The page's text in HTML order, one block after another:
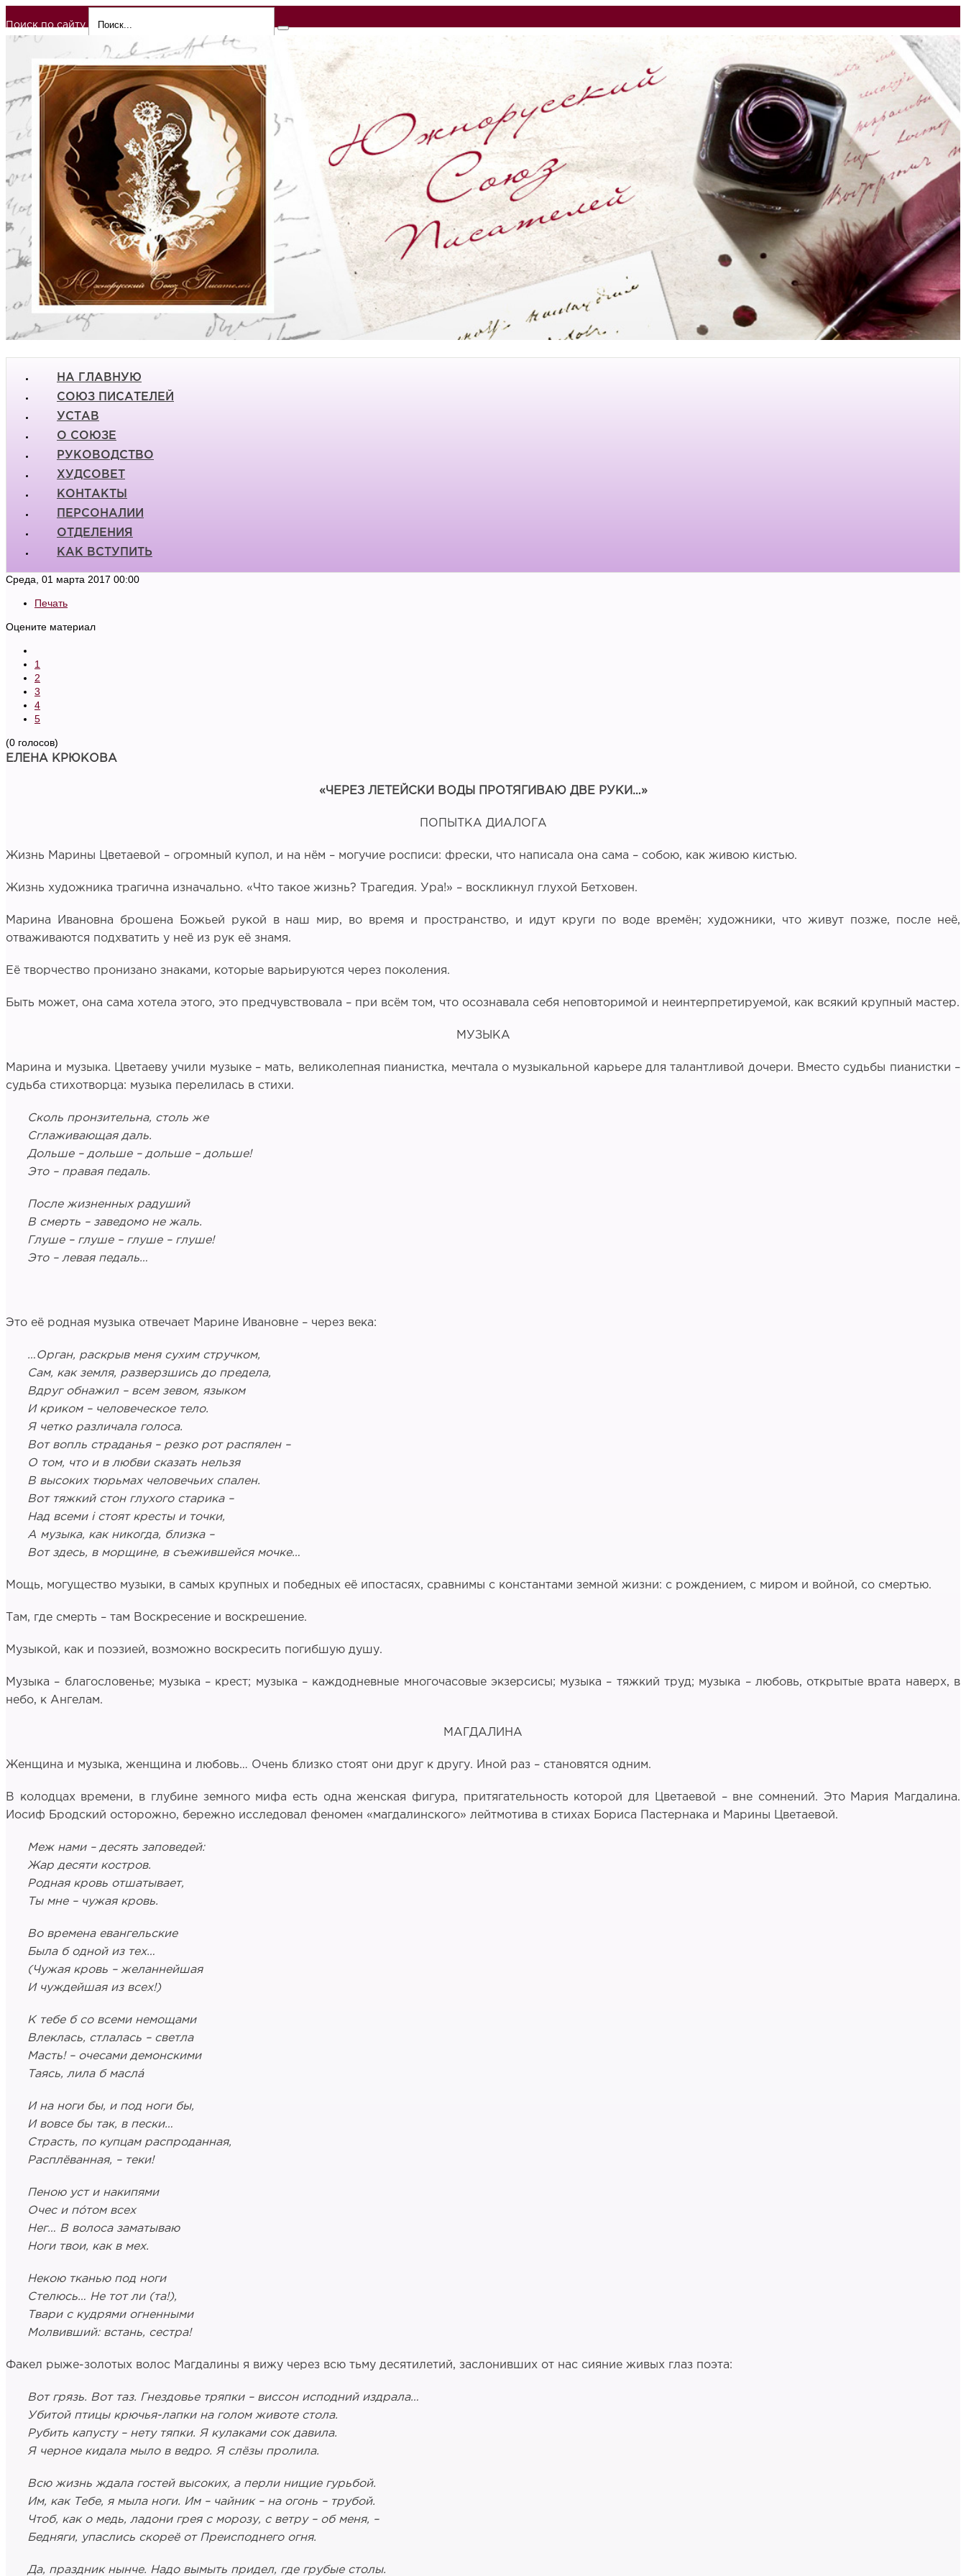
Поиск по сайту
НА ГЛАВНУЮ
СОЮЗ ПИСАТЕЛЕЙ
УСТАВ
О СОЮЗЕ
РУКОВОДСТВО
ХУДСОВЕТ
КОНТАКТЫ
ПЕРСОНАЛИИ
ОТДЕЛЕНИЯ
КАК ВСТУПИТЬ
Среда, 01 марта 2017 00:00
Печать
Оцените материал
1
2
3
4
5
(0 голосов)
ЕЛЕНА КРЮКОВА
«ЧЕРЕЗ ЛЕТЕЙСКИ ВОДЫ ПРОТЯГИВАЮ ДВЕ РУКИ…»
ПОПЫТКА ДИАЛОГА
Жизнь Марины Цветаевой – огромный купол, и на нём – могучие росписи: фрески, что написала она сама – собою, как живою кистью.
Жизнь художника трагична изначально. «Что такое жизнь? Трагедия. Ура!» – воскликнул глухой Бетховен.
Марина Ивановна брошена Божьей рукой в наш мир, во время и пространство, и идут круги по воде времён; художники, что живут позже, после неё,
отваживаются подхватить у неё из рук её знамя.
Её творчество пронизано знаками, которые варьируются через поколения.
Быть может, она сама хотела этого, это предчувствовала – при всём том, что осознавала себя неповторимой и неинтерпретируемой, как всякий крупный мастер.
МУЗЫКА
Марина и музыка. Цветаеву учили музыке – мать, великолепная пианистка, мечтала о музыкальной карьере для талантливой дочери. Вместо судьбы пианистки –
судьба стихотворца: музыка перелилась в стихи.
Сколь пронзительна, столь же
Сглаживающая даль.
Дольше – дольше – дольше – дольше!
Это – правая педаль.
После жизненных радуший
В смерть – заведомо не жаль.
Глуше – глуше – глуше – глуше!
Это – левая педаль…
Это её родная музыка отвечает Марине Ивановне – через века:
…Орган, раскрыв меня сухим стручком,
Сам, как земля, разверзшись до предела,
Вдруг обнажил – всем зевом, языком
И криком – человеческое тело.
Я четко различала голоса.
Вот вопль страданья – резко рот распялен –
О том, что и в любви сказать нельзя
В высоких тюрьмах человечьих спален.
Вот тяжкий стон глухого старика –
Над всеми i стоят кресты и точки,
А музыка, как никогда, близка –
Вот здесь, в морщине, в съежившейся мочке…
Мощь, могущество музыки, в самых крупных и победных её ипостасях, сравнимы с константами земной жизни: с рождением, с миром и войной, со смертью.
Там, где смерть – там Воскресение и воскрешение.
Музыкой, как и поэзией, возможно воскресить погибшую душу.
Музыка – благословенье; музыка – крест; музыка – каждодневные многочасовые экзерсисы; музыка – тяжкий труд; музыка – любовь, открытые врата наверх, в
небо, к Ангелам.
МАГДАЛИНА
Женщина и музыка, женщина и любовь… Очень близко стоят они друг к другу. Иной раз – становятся одним.
В колодцах времени, в глубине земного мифа есть одна женская фигура, притягательность которой для Цветаевой – вне сомнений. Это Мария Магдалина.
Иосиф Бродский осторожно, бережно исследовал феномен «магдалинского» лейтмотива в стихах Бориса Пастернака и Марины Цветаевой.
Меж нами – десять заповедей:
Жар десяти костров.
Родная кровь отшатывает,
Ты мне – чужая кровь.
Во времена евангельские
Была б одной из тех…
(Чужая кровь – желаннейшая
И чуждейшая из всех!)
К тебе б со всеми немощами
Влеклась, стлалась – светла
Масть! – очесами демонскими
Таясь, лила б маслá
И на ноги бы, и под ноги бы,
И вовсе бы так, в пески…
Страсть, по купцам распроданная,
Расплёванная, – теки!
Пеною уст и накипями
Очес и пóтом всех
Heг… В волоса заматываю
Ноги твои, как в мех.
Некою тканью под ноги
Стелюсь… Не тот ли (та!),
Твари с кудрями огненными
Молвивший: встань, сестра!
Факел рыже-золотых волос Магдалины я вижу через всю тьму десятилетий, заслонивших от нас сияние живых глаз поэта:
Вот грязь. Вот таз. Гнездовье тряпки – виссон исподний издрала…
Убитой птицы крючья-лапки на голом животе стола.
Рубить капусту – нету тяпки. Я кулаками сок давила.
Я черное кидала мыло в ведро. Я слёзы пролила.
Всю жизнь ждала гостей высоких, а перли нищие гурьбой.
Им, как Тебе, я мыла ноги. Им – чайник – на огонь – трубой.
Чтоб, как о медь, ладони грея с морозу, с ветру – об меня, –
Бедняги, упаслись скореё от Преисподнего огня.
Да, праздник нынче. Надо вымыть придел, где грубые столы.